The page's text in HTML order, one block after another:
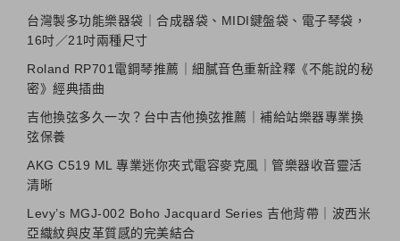
台灣製多功能樂器袋｜合成器袋、MIDI鍵盤袋、電子琴袋，
16吋／21吋兩種尺寸
Roland RP701電鋼琴推薦｜細膩音色重新詮釋《不能說的秘
密》經典插曲
吉他換弦多久一次？台中吉他換弦推薦｜補給站樂器專業換
弦保養
AKG C519 ML 專業迷你夾式電容麥克風｜管樂器收音靈活
清晰
Levy’s MGJ-002 Boho Jacquard Series 吉他背帶｜波西米
亞織紋與皮革質感的完美結合